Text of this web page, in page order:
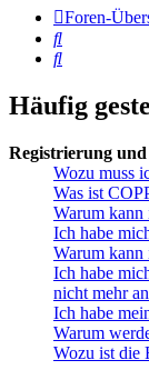
Foren-
Suche
Suche
Häufig
Registrierung
Wozu muss
Was ist
Warum kann
Ich habe
Warum kann
Ich habe
nicht mehr
Ich habe
Warum
Wozu ist die